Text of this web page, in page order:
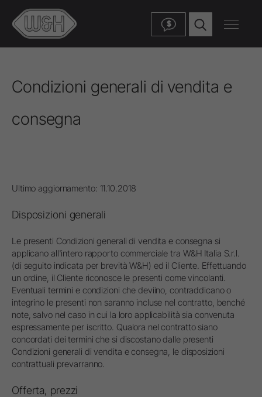
$
Condizioni generali di vendita e
consegna
Ultimo aggiornamento: 11.10.2018
Disposizioni generali
Le presenti Condizioni generali di vendita e consegna si
applicano all'intero rapporto commerciale tra W&H Italia S.r.l.
(di seguito indicata per brevità W&H) ed il Cliente. Effettuando
un ordine, il Cliente riconosce le presenti come vincolanti.
Eventuali termini e condizioni che deviino, contraddicano o
integrino le presenti non saranno incluse nel contratto, benché
note, salvo nel caso in cui la loro applicabilità sia convenuta
espressamente per iscritto. Qualora nel contratto siano
concordati dei termini che si discostano dalle presenti
Condizioni generali di vendita e consegna, le disposizioni
contrattuali prevarranno.
Offerta, prezzi